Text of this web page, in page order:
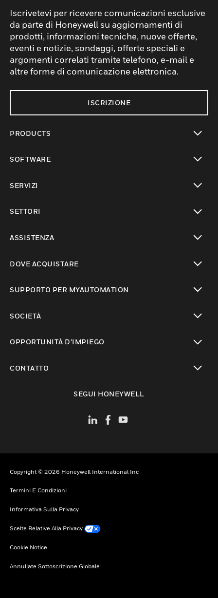
Iscrivetevi per ricevere comunicazioni esclusive
da parte di Honeywell su aggiornamenti di
prodotti, informazioni tecniche, nuove offerte,
eventi e notizie, sondaggi, offerte speciali e
argomenti correlati tramite telefono, e-mail e
altre forme di comunicazione elettronica.
ISCRIZIONE
PRODUCTS
SOFTWARE
SERVIZI
SETTORI
ASSISTENZA
DOVE ACQUISTARE
SUPPORTO PER MYAUTOMATION
SOCIETÀ
OPPORTUNITÀ D’IMPIEGO
CONTATTO
SEGUI HONEYWELL
Copyright © 2026 Honeywell International Inc
Termini E Condizioni
Informativa Sulla Privacy
Scelte Relative Alla Privacy
Cookie Notice
Annullate Sottoscrizione Globale